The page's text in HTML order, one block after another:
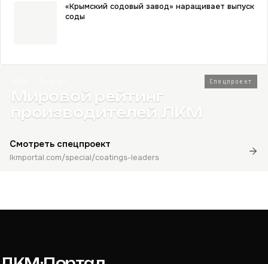
«Крымский содовый завод» наращивает выпуск
соды
Спецпроект
Мировой рейтинг
производителей ЛКМ
Смотреть спецпроект
lkmportal.com/special/coatings-leaders